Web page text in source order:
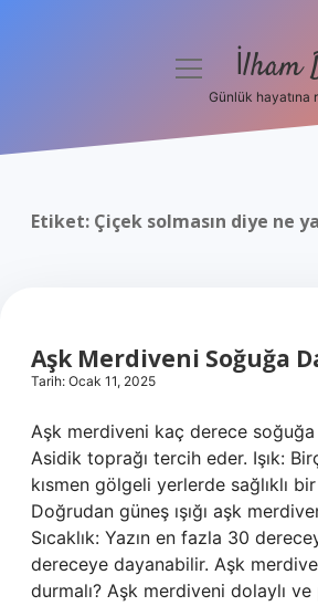
Yasal Uyarı
menüyü İlham
Günlük
Etiket: Çiçek solmasın diye ne
Aşk Merdiveni Soğuğa
Tarih: Ocak 11, 2025
Aşk merdiveni kaç derece soğuğa
Asidik toprağı tercih eder. Işık:
kısmen gölgeli yerlerde sağlıklı
Doğrudan güneş ışığı aşk
Sıcaklık: Yazın en fazla 30
dereceye dayanabilir. Aşk
durmalı? Aşk merdiveni dolaylı ve